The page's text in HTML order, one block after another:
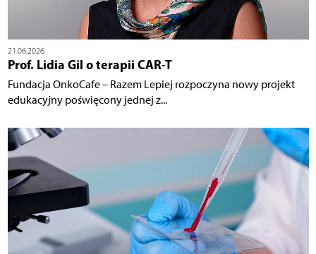
21.06.2026
Prof. Lidia Gil o terapii CAR-T
Fundacja OnkoCafe – Razem Lepiej rozpoczyna nowy projekt
edukacyjny poświęcony jednej z...